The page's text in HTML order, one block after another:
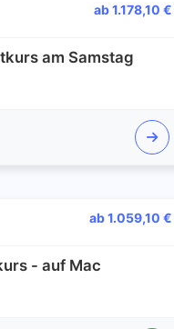
ab 1.178,10 €
am Samstag
ab 1.059,10 €
- auf Mac